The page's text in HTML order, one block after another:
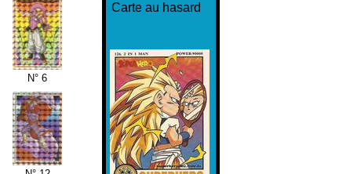
Carte au hasard
N° 6